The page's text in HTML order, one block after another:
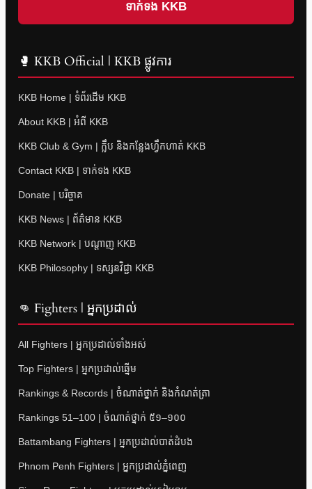
ទាក់ទង KKB
🥊 KKB Official | KKB ផ្លូវការ
KKB Home | ទំព័រដើម KKB
About KKB | អំពី KKB
KKB Club & Gym | ក្លឹប និងកន្លែងហ្វឹកហាត់ KKB
Contact KKB | ទាក់ទង KKB
Donate | បរិច្ចាគ
KKB News | ព័ត៌មាន KKB
KKB Network | បណ្តាញ KKB
KKB Philosophy | ទស្សនវិជ្ជា KKB
👊 Fighters | អ្នកប្រដាល់
All Fighters | អ្នកប្រដាល់ទាំងអស់
Top Fighters | អ្នកប្រដាល់ឆ្នើម
Rankings & Records | ចំណាត់ថ្នាក់ និងកំណត់ត្រា
Rankings 51–100 | ចំណាត់ថ្នាក់ ៥១–១០០
Battambang Fighters | អ្នកប្រដាល់បាត់ដំបង
Phnom Penh Fighters | អ្នកប្រដាល់ភ្នំពេញ